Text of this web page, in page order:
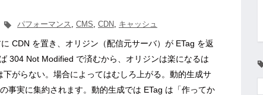
パフォーマンス CMS CDN キャッシュ
CDN を置き、オリジン（配信元サーバ）が ETag を返
304 Not Modified で済むから、オリジンは楽になるは
がらない。場合によってはむしろ上がる。動的生成サ
事実に集約されます。動的生成では ETag は「作ってか